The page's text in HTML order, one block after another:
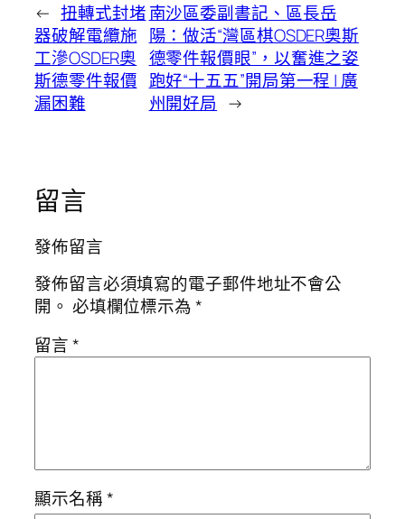
← 扭轉式封堵
器破解電纜施
工滲OSDER奧
斯德零件報價
漏困難
南沙區委副書記、區長岳
陽：做活“灣區棋OSDER奧斯
德零件報價眼”，以奮進之姿
跑好“十五五”開局第一程 | 廣
州開好局 →
留言
發佈留言
發佈留言必須填寫的電子郵件地址不會公
開。 必填欄位標示為*
留言*
顯示名稱*